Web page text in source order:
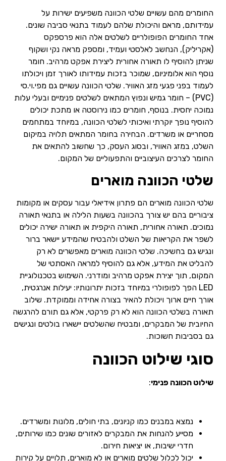
החומרים מהם עשויים שלטי הכוונה משפיעים ישירות על
עמידותם, מראם והיכולת שלהם לעמוד בתנאי סביבה שונים.
אחד החומרים הפופולריים לשלטים אלה הוא פרספקס
(אקריליק), הנחשב לאלסטי ועמיד, ומספק מראה נקי ושקוף
שניתן להוסיף לו תאורה אחורית ליצירת אפקט מרהיב. חומר
נוסף הוא אלומיניום, שמוכר בזכות עמידותו לאורך זמן ויכולתו
לעמוד בפני פגעי מזג האוויר. שלטי הכוונה עשויים גם מפי.וי.סי
(PVC) – חומר גמיש ונפוץ המתאים לשלטים פנימיים ובעלי עלות
נמוכה יחסית. בנוסף, חומרים כמו נירוסטה או מתכת יכולים
להוסיף נופך יוקרתי ואיכותי לשלטי הכוונה, במיוחד במתחמים
מסחריים או משרדים. הבחירה בחומר המתאים תלויה במיקום
השלט, במזג האוויר, ובסוג העסק, כך שחשוב להתאים את
החומר לצרכים העיצוביים והתפעוליים של המקום.
שלטי הכוונה מוארים
שלטי הכוונה מוארים הם פתרון אידיאלי עבור עסקים או מקומות
ציבוריים בהם יש צורך בהכוונה בשעות הלילה או בתנאי תאורה
נמוכים. תאורה אחורית, תאורה היקפית או תאורה ישירה יכולים
לשפר את הקריאות של השלט ולהבטיח שהמידע יישאר ברור
ונגיש גם בחשיכה. שלטי הכוונה מוארים מאפשרים לא רק
להבליט את המידע, אלא גם להוסיף למראה האסתטי של
המקום, תוך יצירת אפקט מרהיב ומודרני. השימוש בטכנולוגיית
LED הפך לפופולרי במיוחד בזכות יתרונותיו: יעילות אנרגטית,
אורך חיים ארוך ויכולת להאיר בצורה אחידה וממוקדת. שילוב
תאורה בשלטי הכוונה הוא לא רק פרקטי, אלא גם תורם להרגשה
החיובית של המבקרים, ומבטיח שהשלטים יישארו בולטים ונגישים
גם בסביבות חשוכות.
סוגי שילוט הכוונה
שילוט הכוונה פנימי:
נמצא במבנים כמו קניונים, בתי חולים, מלונות ומשרדים.
מסייע להנחות את המבקרים לאזורים שונים כמו שירותים,
חדרי ישיבות, או יציאות חירום.
יכול לכלול שלטים מוארים או לא מוארים, תלויים על קירות